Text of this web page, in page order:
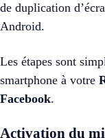
de duplication
Android.
Les étapes sont
smartphone à votre
Facebook.
Activation du